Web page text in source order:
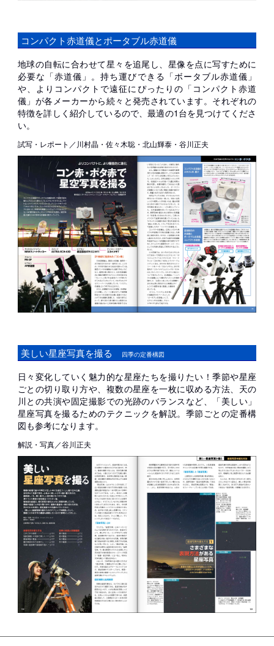
コンパクト赤道儀とポータブル赤道儀
地球の自転に合わせて星々を追尾し、星像を点に写すために
必要な「赤道儀」。持ち運びできる「ボータブル赤道儀」
や、よりコンパクトで遠征にぴったりの「コンパクト赤道
儀」が各メーカーから続々と発売されています。それぞれの
特徴を詳しく紹介しているので、最適の1台を見つけてくださ
い。
試写・レポート／川村晶・佐々木聡・北山輝泰・谷川正夫
美しい星座写真を撮る 四季の定番構図
日々変化していく魅力的な星座たちを撮りたい！季節や星座
ごとの切り取り方や、複数の星座を一枚に収める方法、天の
川との共演や固定撮影での光跡のバランスなど、「美しい」
星座写真を撮るためのテクニックを解説。季節ごとの定番構
図も参考になります。
解説・写真／谷川正夫